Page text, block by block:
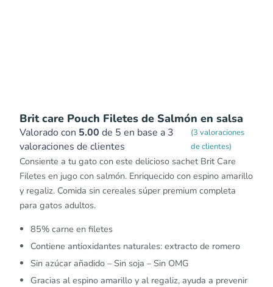
Brit care Pouch Filetes de Salmón en salsa
Valorado con 5.00 de 5 en base a 3
valoraciones de clientes
(3 valoraciones
de clientes)
Consiente a tu gato con este delicioso sachet Brit Care
Filetes en jugo con salmón. Enriquecido con espino amarillo
y regaliz. Comida sin cereales súper premium completa
para gatos adultos.
85% carne en filetes
Contiene antioxidantes naturales: extracto de romero
Sin azúcar añadido – Sin soja – Sin OMG
Gracias al espino amarillo y al regaliz, ayuda a prevenir